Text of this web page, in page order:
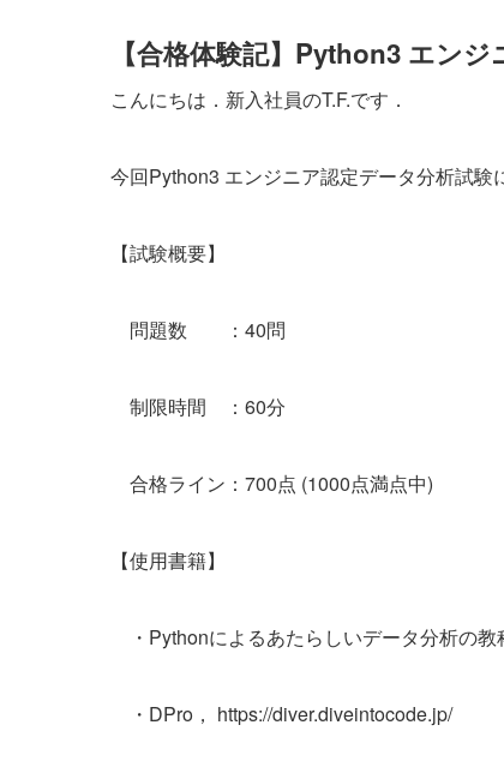
【合格体験記】Python3 エン
こんにちは．新入社員のT.F.です．
今回Python3 エンジニア認定データ分析試験
【試験概要】
問題数 ：40問
制限時間 ：60分
合格ライン：700点 (1000点満点中)
【使用書籍】
・Pythonによるあたらしいデータ分析の教
・DPro， https://diver.diveintocode.jp/